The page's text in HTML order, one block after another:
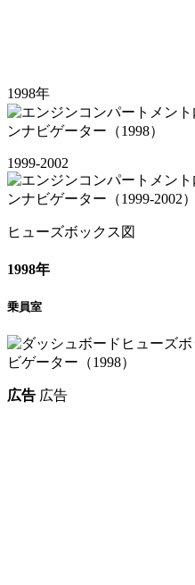
1998年
1999-2002
ヒューズボックス図
1998年
乗員室
広告 広告